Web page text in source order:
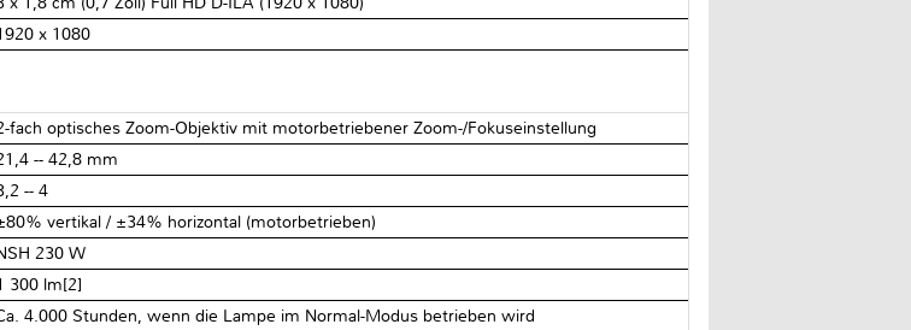
x 1080
fach optisches Zoom-Objektiv mit motorbetriebener Zoom-/Fokuseinstellung
-- 42,8 mm
-- 4
vertikal / ±34% horizontal (motorbetrieben)
230 W
300 lm[2]
4.000 Stunden, wenn die Lampe im Normal-Modus betrieben wird